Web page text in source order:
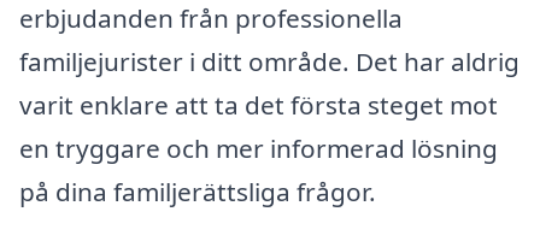
erbjudanden från professionella
familjejurister i ditt område. Det har aldrig
varit enklare att ta det första steget mot
en tryggare och mer informerad lösning
på dina familjerättsliga frågor.